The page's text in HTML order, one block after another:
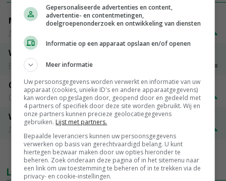
Magere melkpoeder
Zuivel NL
Vleeskuikens 2001-2600 gr
Barneveld
Gerst
Groningen
€ 197,00 € 2,00
Volle melkpoeder
Zuivel NL
MEER MARKTPRIJZEN
LAATSTE NIEUWS
Gepersonaliseerde advertenties en content,
advertentie- en contentmetingen,
doelgroepenonderzoek en ontwikkeling van diensten
Informatie op een apparaat opslaan en/of openen
Meer informatie
Uw persoonsgegevens worden verwerkt en informatie van uw
apparaat (cookies, unieke ID's en andere apparaatgegevens)
kan worden opgeslagen door, geopend door en gedeeld met
4 partners of specifiek door deze site worden gebruikt. Wij en
onze partners kunnen precieze geolocatiegegevens
gebruiken. Lijst met partners.
Bepaalde leveranciers kunnen uw persoonsgegevens
verwerken op basis van gerechtvaardigd belang. U kunt
hiertegen bezwaar maken door uw opties hieronder te
beheren. Zoek onderaan deze pagina of in het sitemenu naar
een link om uw toestemming te beheren of in te trekken via de
privacy- en cookie-instellingen.